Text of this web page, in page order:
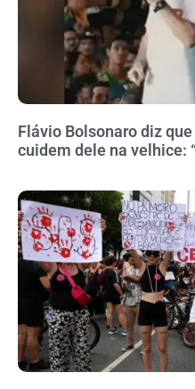
Flávio Bolsonaro diz
cuidem dele na velhice: